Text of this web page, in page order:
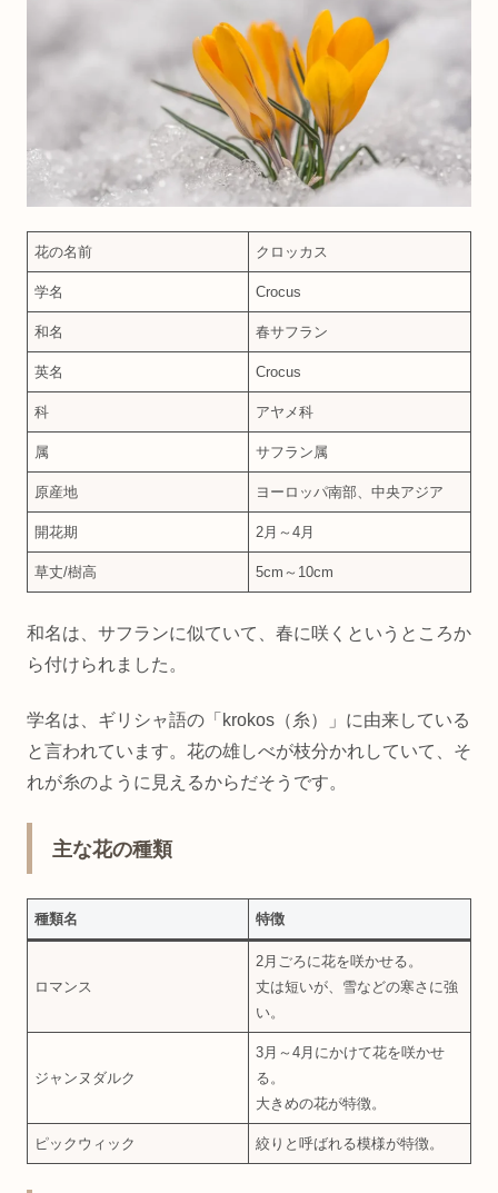
花の名前 クロッカス
学名 Crocus
和名 春サフラン
英名 Crocus
科 アヤメ科
属 サフラン属
原産地 ヨーロッパ南部、中央アジア
開花期 2月～4月
草丈/樹高 5cm～10cm
和名は、サフランに似ていて、春に咲くというところか
ら付けられました。
学名は、ギリシャ語の「krokos（糸）」に由来している
と言われています。花の雄しべが枝分かれしていて、そ
れが糸のように見えるからだそうです。
主な花の種類
種類名 特徴
ロマンス
2月ごろに花を咲かせる。
丈は短いが、雪などの寒さに強
い。
ジャンヌダルク
3月～4月にかけて花を咲かせ
る。
大きめの花が特徴。
ピックウィック 絞りと呼ばれる模様が特徴。